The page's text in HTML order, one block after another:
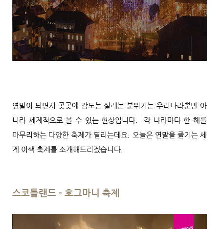
연말이 되면서 곳곳에 감도는 설레는 분위기는 우리나라뿐만 아
니라 세계적으로 볼 수 있는 현상입니다. 각 나라마다 한 해를
마무리하는 다양한 축제가 열리는데요. 오늘은 연말을 즐기는 세
계 이색 축제를 소개해드리겠습니다.
스코틀랜드 - 호그마니 축제